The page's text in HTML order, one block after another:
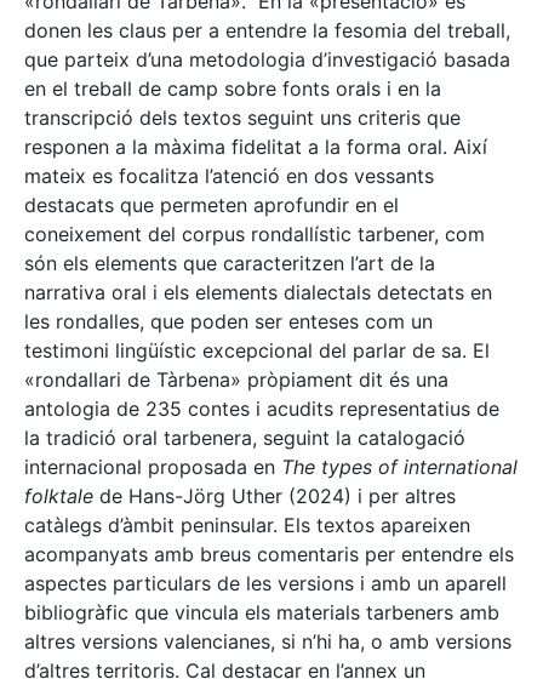
donen les claus per a entendre la fesomia del treball,
que parteix d’una metodologia d’investigació basada
en el treball de camp sobre fonts orals i en la
transcripció dels textos seguint uns criteris que
responen a la màxima fidelitat a la forma oral. Així
mateix es focalitza l’atenció en dos vessants
destacats que permeten aprofundir en el
coneixement del corpus rondallístic tarbener, com
són els elements que caracteritzen l’art de la
narrativa oral i els elements dialectals detectats en
les rondalles, que poden ser enteses com un
testimoni lingüístic excepcional del parlar de sa. El
«rondallari de Tàrbena» pròpiament dit és una
antologia de 235 contes i acudits representatius de
la tradició oral tarbenera, seguint la catalogació
internacional proposada en The types of international
folktale de Hans-Jörg Uther (2024) i per altres
catàlegs d’àmbit peninsular. Els textos apareixen
acompanyats amb breus comentaris per entendre els
aspectes particulars de les versions i amb un aparell
bibliogràfic que vincula els materials tarbeners amb
altres versions valencianes, si n’hi ha, o amb versions
d’altres territoris. Cal destacar en l’annex un